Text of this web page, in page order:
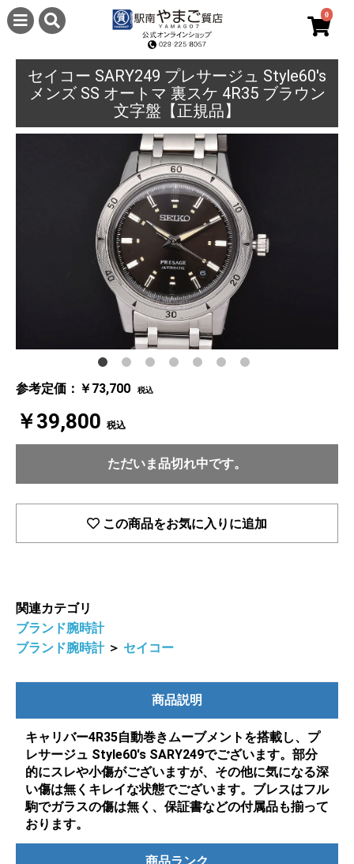
0
セイコー SARY249 プレサージュ Style60's
メンズ SS オートマ 裏スケ 4R35 ブラウン
文字盤【正規品】
参考定価：￥73,700 税込
￥39,800 税込
ただいま品切れ中です。
この商品をお気に入りに追加
関連カテゴリ
ブランド腕時計
ブランド腕時計 ＞ セイコー
商品説明
キャリバー4R35自動巻きムーブメントを搭載し、プ
レサージュ Style60's SARY249でございます。部分
的にスレや小傷がございますが、その他に気になる深
い傷は無くキレイな状態でございます。ブレスはフル
駒でガラスの傷は無く、保証書などの付属品も揃って
おります。
商品ランク